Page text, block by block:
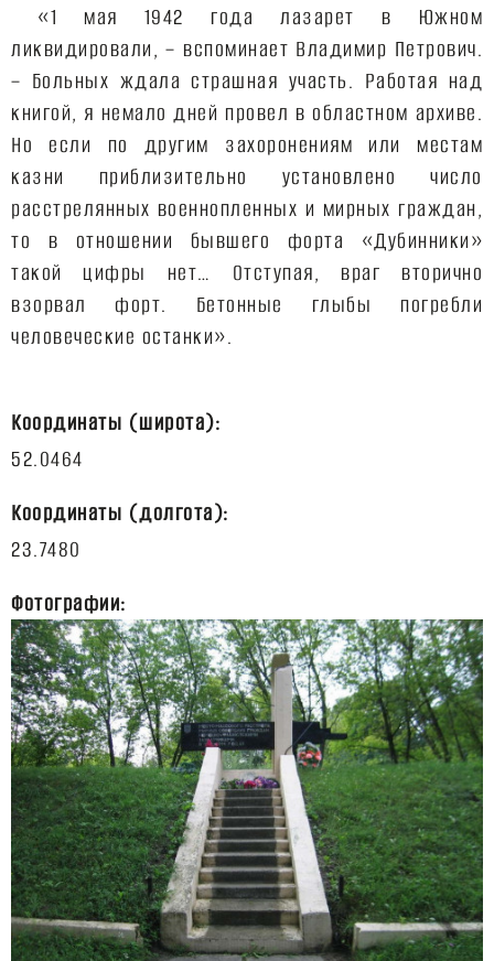
«1 мая 1942 года лазарет в Южном
ликвидировали, – вспоминает Владимир Петрович.
– Больных ждала страшная участь. Работая над
книгой, я немало дней провел в областном архиве.
Но если по другим захоронениям или местам
казни приблизительно установлено число
расстрелянных военнопленных и мирных граждан,
то в отношении бывшего форта «Дубинники»
такой цифры нет… Отступая, враг вторично
взорвал форт. Бетонные глыбы погребли
человеческие останки».
Координаты (широта):
Координаты (долгота):
Фотографии: